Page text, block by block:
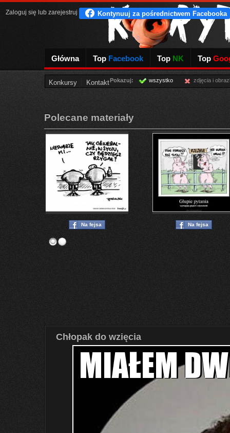
Główna Top Facebook Top NK Top
Konkursy Kontakt
Zaloguj się lub zarejestruj
Pokazuj: wszystko zdjęcia i
Polecane materiały
Na fejsa Na fejsa
Chłopak do wzięcia